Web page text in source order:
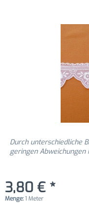
Durch unterschiedliche
geringen
3,80 € *
Menge:1 Meter